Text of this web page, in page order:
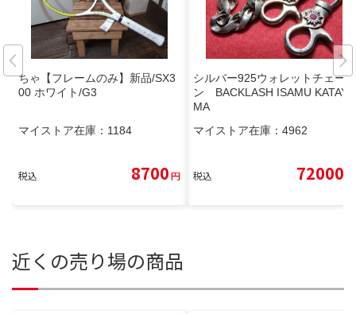
ちゃ【フレームのみ】新品/SX3
00 ホワイト/G3
マイストア在庫： 1184
税込 8700円
シルバー925ウォレットチェー
ン BACKLASH ISAMU KATAYA
MA
マイストア在庫： 4962
税込 72000
近くの売り場の商品